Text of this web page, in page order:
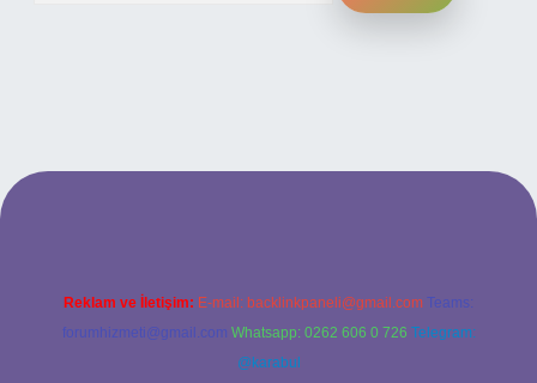
güncel giriş
Reklam ve İletişim: E-mail: backlinkpaneli@gmail.com Teams:
forumhizmeti@gmail.com Whatsapp: 0262 606 0 726 Telegram:
@karabul